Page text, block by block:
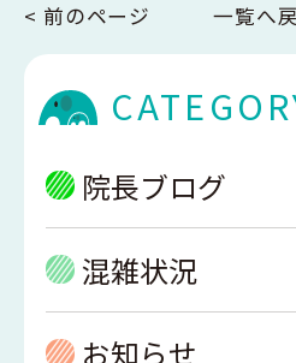
< 前のページ 一覧へ
院長ブログ
混雑状況
お知らせ